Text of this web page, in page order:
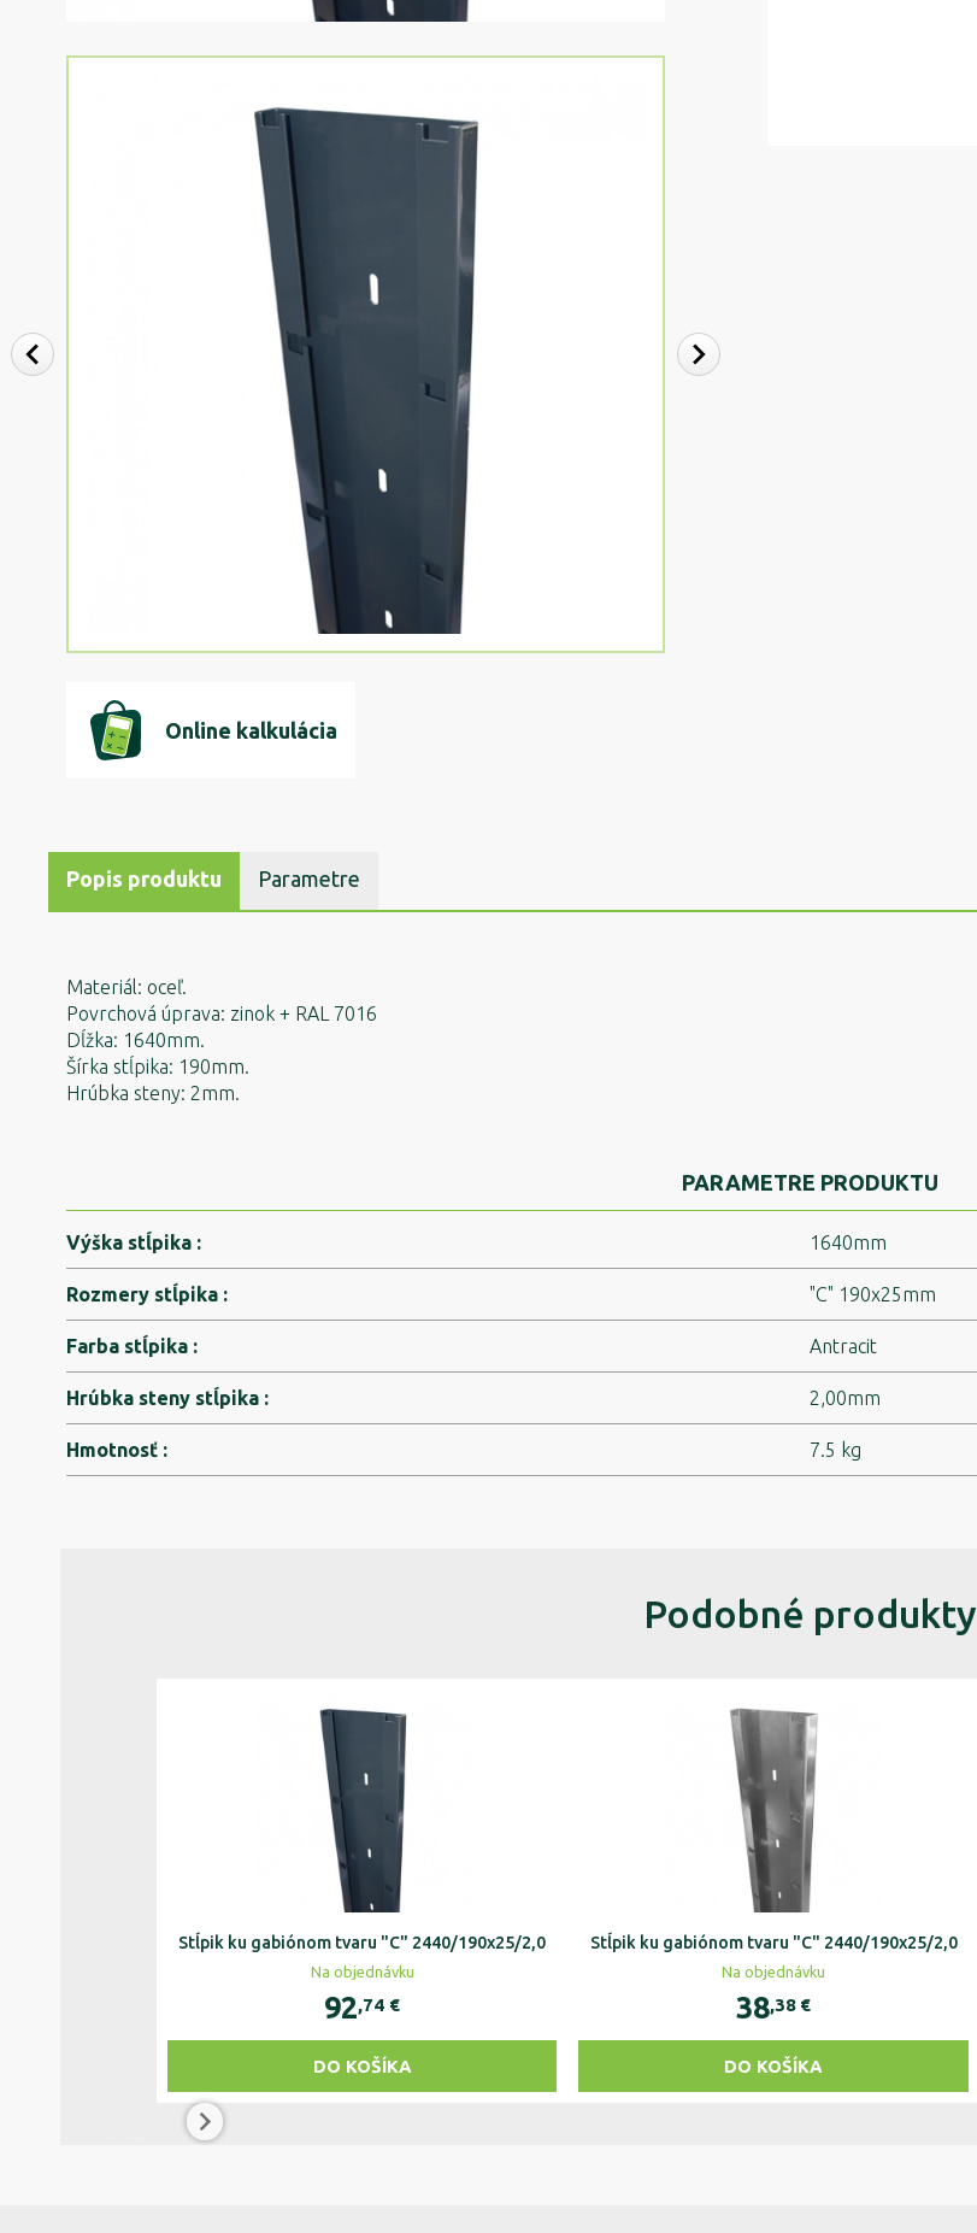
Online kalkulácia
Popis produktu Parametre
Materiál: oceľ.
Povrchová úprava: zinok + RAL 7016
Dĺžka: 1640mm.
Šírka stĺpika: 190mm.
Hrúbka steny: 2mm.
PARAMETRE PRODUKTU
Výška stĺpika : 1640mm
Rozmery stĺpika : "C" 190x25mm
Farba stĺpika : Antracit
Hrúbka steny stĺpika : 2,00mm
Hmotnosť : 7.5 kg
Podobné produkty
Stĺpik ku gabiónom tvaru "C" 2440/190x25/2,0
Na objednávku
92,74 €
DO KOŠÍKA
Stĺpik ku gabiónom tvaru "C" 2440/190x25/2,0
Na objednávku
38,38 €
DO KOŠÍKA